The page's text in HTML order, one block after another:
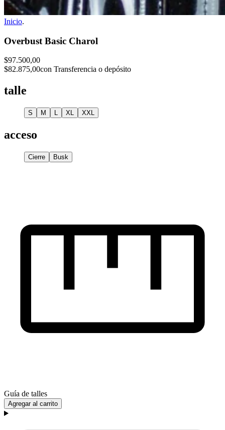
Inicio.
Overbust Basic Charol
$97.500,00
$82.875,00con Transferencia o depósito
talle
S M L XL XXL
acceso
Cierre Busk
Guía de talles
Agregar al carrito